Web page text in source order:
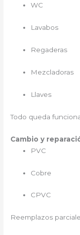
WC
Lavabos
Regaderas
Mezcladoras
Llaves
Todo queda
Cambio y
PVC
Cobre
CPVC
Reemplazos